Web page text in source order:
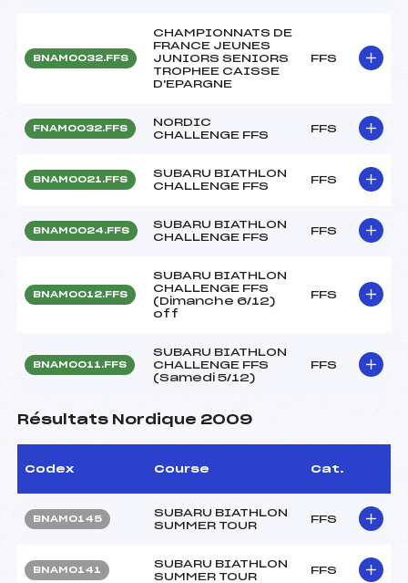
BNAM0032.FFS
CHAMPIONNATS DE
FRANCE JEUNES
JUNIORS SENIORS
TROPHEE CAISSE
D'EPARGNE
FFS
FNAM0032.FFS
NORDIC
CHALLENGE FFS
FFS
BNAM0021.FFS
SUBARU BIATHLON
CHALLENGE FFS
FFS
BNAM0024.FFS
SUBARU BIATHLON
CHALLENGE FFS
FFS
BNAM0012.FFS
SUBARU BIATHLON
CHALLENGE FFS
(Dimanche 6/12)
off
FFS
BNAM0011.FFS
SUBARU BIATHLON
CHALLENGE FFS
(Samedi 5/12)
FFS
Résultats Nordique 2009
Codex Course Cat.
BNAM0145
SUBARU BIATHLON
SUMMER TOUR
FFS
BNAM0141
SUBARU BIATHLON
SUMMER TOUR
FFS